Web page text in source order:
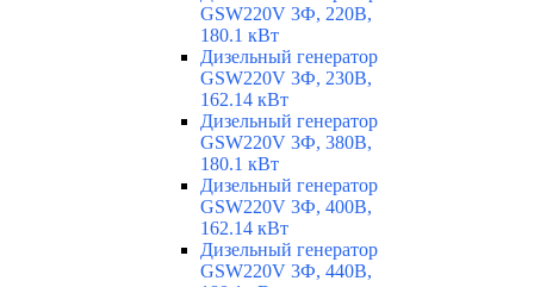
GSW220V 3Ф, 220В,
180.1 кВт
Дизельный генератор
GSW220V 3Ф, 230В,
162.14 кВт
Дизельный генератор
GSW220V 3Ф, 380В,
180.1 кВт
Дизельный генератор
GSW220V 3Ф, 400В,
162.14 кВт
Дизельный генератор
GSW220V 3Ф, 440В,